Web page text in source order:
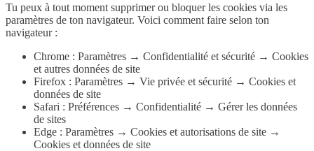
Tu peux à tout moment supprimer ou bloquer les cookies via les
paramètres de ton navigateur. Voici comment faire selon ton
navigateur :
Chrome : Paramètres → Confidentialité et sécurité → Cookies
et autres données de site
Firefox : Paramètres → Vie privée et sécurité → Cookies et
données de site
Safari : Préférences → Confidentialité → Gérer les données
de sites
Edge : Paramètres → Cookies et autorisations de site →
Cookies et données de site